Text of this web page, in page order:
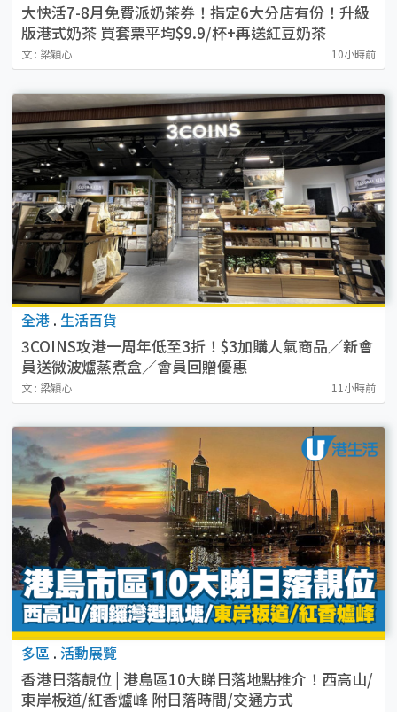
大快活7-8月免費派奶茶券！指定6大分店有份！升級
版港式奶茶 買套票平均$9.9/杯+再送紅豆奶茶
文 : 梁穎心 10小時前
全港 . 生活百貨
3COINS攻港一周年低至3折！$3加購人氣商品／新會
員送微波爐蒸煮盒／會員回贈優惠
文 : 梁穎心 11小時前
多區 . 活動展覽
香港日落靚位 | 港島區10大睇日落地點推介！西高山/
東岸板道/紅香爐峰 附日落時間/交通方式